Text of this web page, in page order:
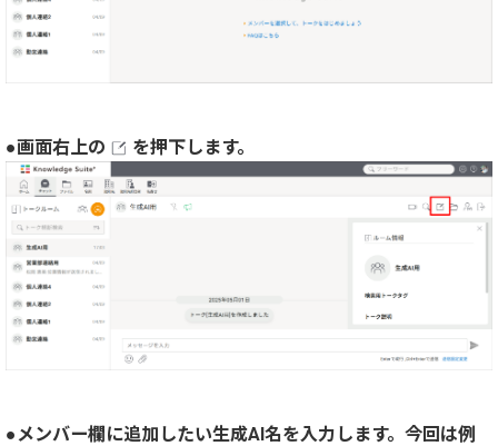
●画面右上の を押下します。
●メンバー欄に追加したい生成AI名を入力します。今回は例